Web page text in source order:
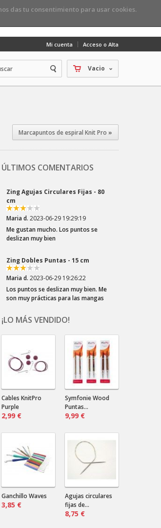
das tu consentimiento para usar cookies.
Mi cuenta Acceso o Alta
Vacio
Marcapuntos de espiral Knit Pro »
ÚLTIMOS COMENTARIOS
Zing Agujas Circulares Fijas - 80
cm
Maria d. 2023-06-29 19:29:19
Me gustan mucho. Los puntos se
deslizan muy bien
Zing Dobles Puntas - 15 cm
Maria d. 2023-06-29 19:26:22
Los puntos se deslizan muy bien. Me
son muy prácticas para las mangas
2023-03-22 20:10:32
¡Los colores del Zauberball "Crazy"
son tan divertidos! Elegí esta lana por
el los azules...
Crazy Zauberball Malerwinkel
Dala .
2023-03-22 20:06:16
bien con un color liso oscuro.
¿Marino? ¿Negro? ¿Verde?...
Cardas de mano
2024-08-16 18:12:31
Envían a Uruguay? Que precio sería
por más de un par?
¡LO MÁS VENDIDO!
Cables KnitPro
Purple
2,99 €
Symfonie Wood
Puntas...
9,99 €
Ganchillo Waves
3,85 €
Agujas circulares
fijas de...
8,75 €